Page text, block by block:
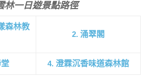
林一日遊景點路徑
森林教
2. 涌翠閣
4. 澄霖沉香味道森林館